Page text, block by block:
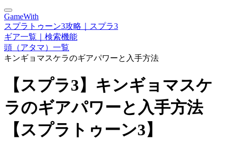
GameWith
スプラトゥーン3攻略｜スプラ3
ギア一覧｜検索機能
頭（アタマ）一覧
キンギョマスケラのギアパワーと入手方法
【スプラ3】キンギョマスケ
ラのギアパワーと入手方法
【スプラトゥーン3】